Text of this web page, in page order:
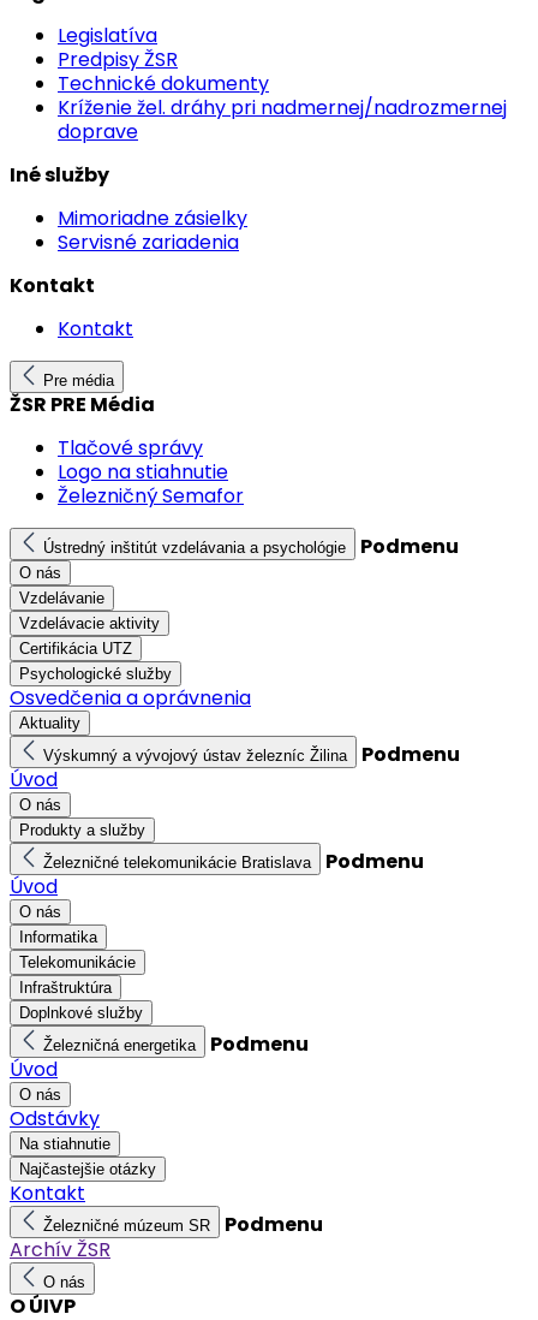
Legislatíva
Predpisy ŽSR
Technické dokumenty
Kríženie žel. dráhy pri nadmernej/nadrozmernej
doprave
Iné služby
Mimoriadne zásielky
Servisné zariadenia
Kontakt
Kontakt
Pre média
ŽSR PRE Média
Tlačové správy
Logo na stiahnutie
Železničný Semafor
Ústredný inštitút vzdelávania a psychológie Podmenu
O nás
Vzdelávanie
Vzdelávacie aktivity
Certifikácia UTZ
Psychologické služby
Osvedčenia a oprávnenia
Aktuality
Výskumný a vývojový ústav železníc Žilina
Podmenu
Úvod
O nás
Produkty a služby
Železničné telekomunikácie Bratislava
Podmenu
Úvod
O nás
Informatika
Telekomunikácie
Infraštruktúra
Doplnkové služby
Železničná energetika
Podmenu
Úvod
O nás
Odstávky
Na stiahnutie
Najčastejšie otázky
Kontakt
Železničné múzeum SR
Podmenu
Archív ŽSR
O nás
O ÚIVP